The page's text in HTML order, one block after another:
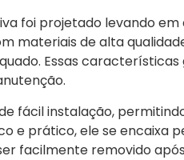
foi projetado levando
materiais de alta
Essas
fácil instalação,
e prático, ele se encaixa
facilmente removido